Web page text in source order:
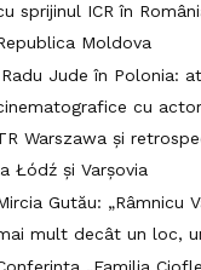
sprijinul ICR în
Moldova
Radu Jude în Polonia:
cu
Warszawa și
Łódź și Varșovia
Gutău: „Râmnicu
mult decât un loc,